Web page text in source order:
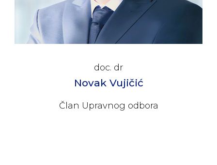
doc. dr
Novak Vujičić
Član Upravnog odbora